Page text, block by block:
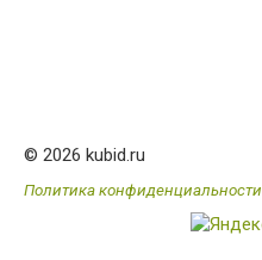
© 2026 kubid.ru
Политика конфиденциальности